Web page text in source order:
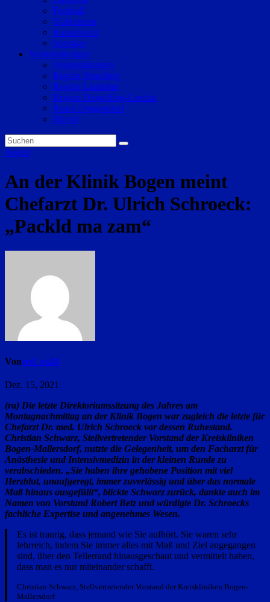
Football
Trabrennen
Kampfsport
Sonstige
Veranstaltungen
Veranstaltungen
Region Straubing
Region Landshut
Region Dingolfing-Landau
Raum Deggendorf
Bluval
Bogen
An der Klinik Bogen meint
Chefarzt Dr. Ulrich Schroeck:
„Packld ma zam“
Vonred_ra24
Dez. 15, 2021
(ra) Die letzte Direktoriumssitzung des Jahres am
Montagnachmittag an der Klinik Bogen war zugleich die letzte für
Chefarzt Dr. med. Ulrich Schroeck vor dessen Ruhestand.
Christian Schwarz, Stellvertretender Vorstand der Kreiskliniken
Bogen-Mallersdorf, nutzte die Gelegenheit, um den Facharzt für
Anästhesie und Intensivmedizin in der kleinen Runde zu
verabschieden. „Sie haben ihre gehobene Position mit viel
Herzblut, unaufgeregt, immer zuverlässig und über das normale
Maß hinaus ausgefüllt“, blickte Schwarz zurück, dankte auch im
Namen von Vorstand Robert Betz und würdigte Dr. Schroecks
fachliche Expertise und angenehmes Wesen.
Es ist traurig, dass jemand wie Sie aufhört. Sie waren sehr
lehrreich, indem Sie immer alles mit Maß und Ziel angegangen
sind, über den Tellerrand hinausgeschaut und vermittelt haben,
dass man es nur miteinander schafft.
Christian Schwarz, Stellvertretender Vorstand der Kreiskliniken Bogen-
Mallersdorf